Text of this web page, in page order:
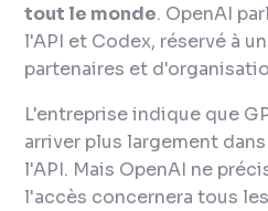
tout le monde. OpenAI
l'API et Codex, réservé à
partenaires et
L'entreprise indique que
arriver plus largement
l'API. Mais OpenAI ne
l'accès concernera tous